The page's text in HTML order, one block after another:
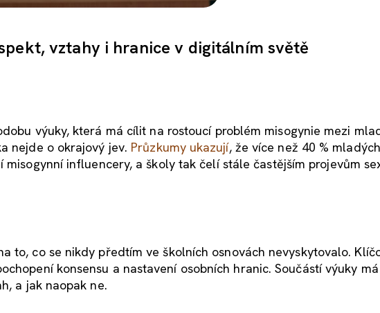
vztahy i hranice v digitálním světě
výuky, která má cílit na rostoucí problém misogynie mezi
nejde o okrajový jev. Průzkumy ukazují, že více než 40 %
influencery, a školy tak čelí stále častějším projevům
to, co se nikdy předtím ve školních osnovách nevyskytovalo.
konsensu a nastavení osobních hranic. Součástí výuky
a jak naopak ne.